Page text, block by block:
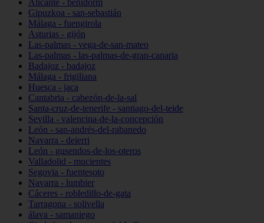
Alicante - benidorm
Gipuzkoa - san-sebastián
Málaga - fuengirola
Asturias - gijón
Las-palmas - vega-de-san-mateo
Las-palmas - las-palmas-de-gran-canaria
Badajoz - badajoz
Málaga - frigiliana
Huesca - jaca
Cantabria - cabezón-de-la-sal
Santa-cruz-de-tenerife - santiago-del-teide
Sevilla - valencina-de-la-concepción
León - san-andrés-del-rabanedo
Navarra - deierri
León - gusendos-de-los-oteros
Valladolid - mucientes
Segovia - fuentesoto
Navarra - lumbier
Cáceres - robledillo-de-gata
Tarragona - solivella
álava - samaniego